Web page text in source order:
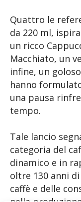
Quattro le
da 220 ml,
un ricco
Macchiato, un
infine, un
hanno
una pausa
tempo.
Tale lancio
categoria del
dinamico e in
oltre 130 anni
caffè e delle